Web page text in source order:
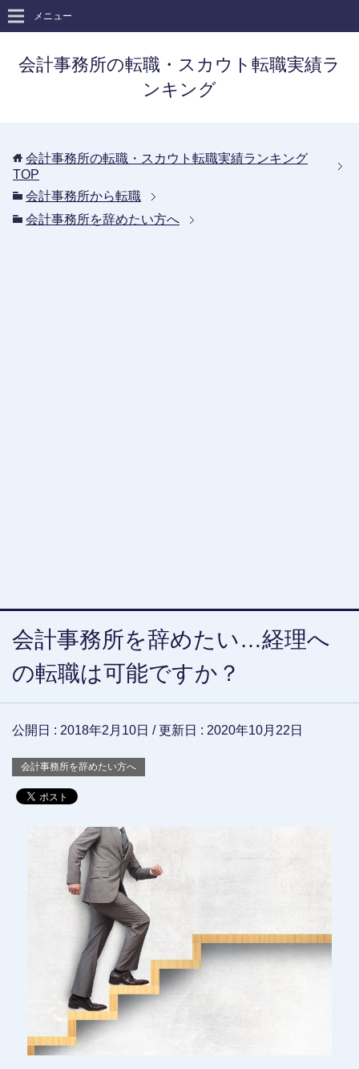
会計事務所の転職・スカウト転職実績ラ
ンキング
メニュー
会計事務所の転職・スカウト転職実績ランキング
TOP
会計事務所から転職
会計事務所を辞めたい方へ
会計事務所を辞めたい…経理へ
の転職は可能ですか？
公開日 : 2018年2月10日 / 更新日 : 2020年10月22日
会計事務所を辞めたい方へ